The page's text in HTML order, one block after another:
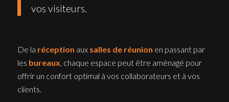
vos visiteurs.
De la réception aux salles de réunion en passant par
les bureaux, chaque espace peut être aménagé pour
offrir un confort optimal à vos collaborateurs et à vos
clients.